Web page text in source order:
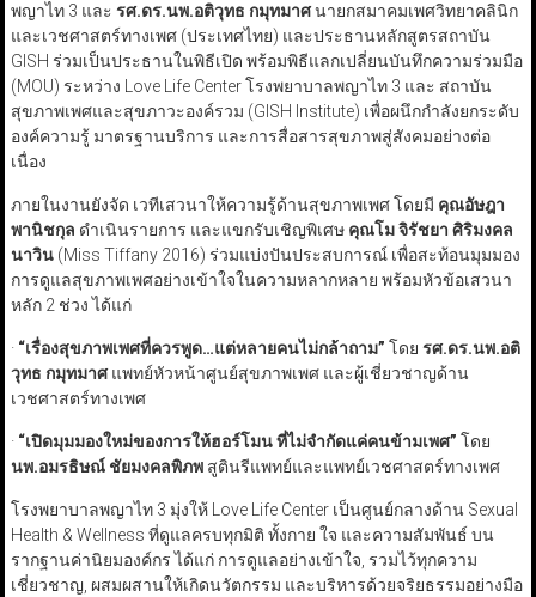
พญาไท 3 และ รศ.ดร.นพ.อติวุทธ กมุทมาศนายกสมาคมเพศวิทยาคลินิก
และเวชศาสตร์ทางเพศ (ประเทศไทย) และประธานหลักสูตรสถาบัน
GISH ร่วมเป็นประธานในพิธีเปิด พร้อมพิธีแลกเปลี่ยนบันทึกความร่วมมือ
(MOU) ระหว่าง Love Life Center โรงพยาบาลพญาไท 3 และ สถาบัน
สุขภาพเพศและสุขภาวะองค์รวม (GISH Institute) เพื่อผนึกกำลังยกระดับ
องค์ความรู้ มาตรฐานบริการ และการสื่อสารสุขภาพสู่สังคมอย่างต่อ
เนื่อง
ภายในงานยังจัด เวทีเสวนาให้ความรู้ด้านสุขภาพเพศ โดยมี คุณอัษฎา
พานิชกุล ดำเนินรายการ และแขกรับเชิญพิเศษ คุณโม จิรัชยา ศิริมงคล
นาวิน(Miss Tiffany 2016) ร่วมแบ่งปันประสบการณ์ เพื่อสะท้อนมุมมอง
การดูแลสุขภาพเพศอย่างเข้าใจในความหลากหลาย พร้อมหัวข้อเสวนา
หลัก 2 ช่วง ได้แก่
· “เรื่องสุขภาพเพศที่ควรพูด…แต่หลายคนไม่กล้าถาม” โดย รศ.ดร.นพ.อติ
วุทธ กมุทมาศแพทย์หัวหน้าศูนย์สุขภาพเพศ และผู้เชี่ยวชาญด้าน
เวชศาสตร์ทางเพศ
· “เปิดมุมมองใหม่ของการให้ฮอร์โมน ที่ไม่จำกัดแค่คนข้ามเพศ” โดย
นพ.อมรธิษณ์ ชัยมงคลพิภพสูตินรีแพทย์และแพทย์เวชศาสตร์ทางเพศ
โรงพยาบาลพญาไท 3 มุ่งให้ Love Life Center เป็นศูนย์กลางด้าน Sexual
Health & Wellness ที่ดูแลครบทุกมิติ ทั้งกาย ใจ และความสัมพันธ์ บน
รากฐานค่านิยมองค์กร ได้แก่ การดูแลอย่างเข้าใจ, รวมไว้ทุกความ
เชี่ยวชาญ, ผสมผสานให้เกิดนวัตกรรม และบริหารด้วยจริยธรรมอย่างมือ